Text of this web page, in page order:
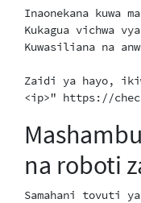
Inaonekana kuwa
Kukagua vichwa
Kuwasiliana na
Zaidi ya hayo,
na roboti
Samahani tovuti